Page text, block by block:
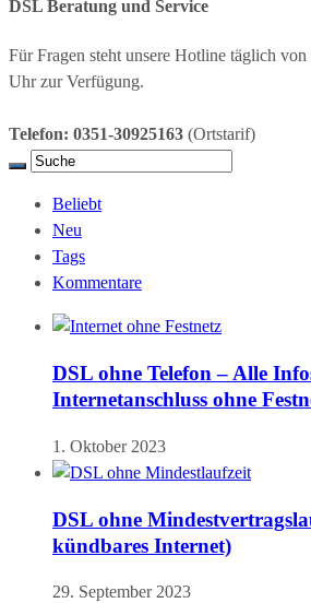
DSL Beratung und Service
Für Fragen steht unsere Hotline täglich von
Uhr zur Verfügung.
Telefon: 0351-30925163 (Ortstarif)
Beliebt
Neu
Tags
Kommentare
DSL ohne Telefon – Alle
Internetanschluss ohne
1. Oktober 2023
DSL ohne
kündbares Internet)
29. September 2023